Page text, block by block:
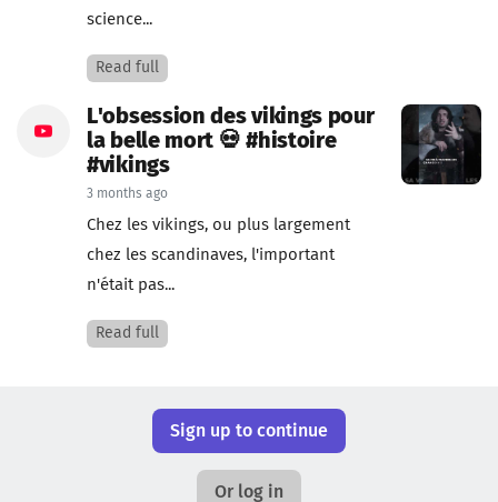
science...
Read full
L'obsession des vikings pour
la belle mort 💀 #histoire
#vikings
3 months ago
Chez les vikings, ou plus largement
chez les scandinaves, l'important
n'était pas...
Read full
Sign up to continue
Or log in